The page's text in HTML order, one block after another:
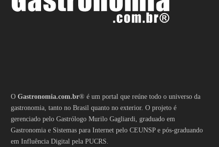
OGastronomia.com.br® é um portal que reúne todo o universo da
gastronomia, tanto no Brasil quanto no exterior. O projeto é
gerenciado pelo Gastrólogo Murilo Gagliardi, graduado em
Gastronomia e Sistemas para Internet pelo CEUNSP e pós-graduando
em Influência Digital pela PUCRS.